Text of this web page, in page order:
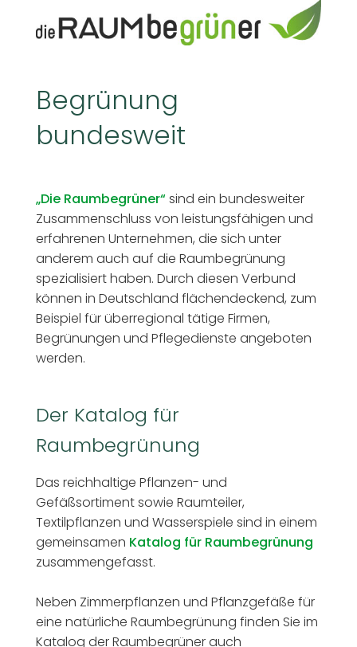
Begrünung
bundesweit
„Die Raumbegrüner“sind ein bundesweiter
Zusammenschluss von leistungsfähigen und
erfahrenen Unternehmen, die sich unter
anderem auch auf die Raumbegrünung
spezialisiert haben. Durch diesen Verbund
können in Deutschland flächendeckend, zum
Beispiel für überregional tätige Firmen,
Begrünungen und Pflegedienste angeboten
werden.
Der Katalog für
Raumbegrünung
Das reichhaltige Pflanzen- und
Gefäßsortiment sowie Raumteiler,
Textilpflanzen und Wasserspiele sind in einem
gemeinsamen Katalog für Raumbegrünung
zusammengefasst.
Neben Zimmerpflanzen und Pflanzgefäße für
eine natürliche Raumbegrünung finden Sie im
Katalog der Raumbegrüner auch